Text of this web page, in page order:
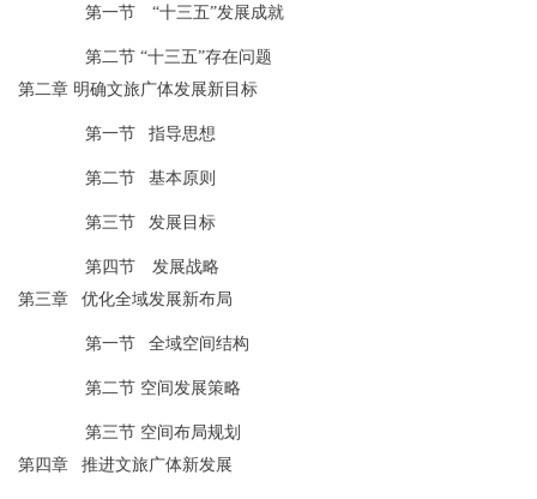
第一节 “十三五”发展成就
第二节 “十三五”存在问题
第二章 明确文旅广体发展新目标
第一节 指导思想
第二节 基本原则
第三节 发展目标
第四节
发展战略
第三章
优化全域发展新布局
第一节 全域空间结构
第二节 空间发展策略
第三节 空间布局规划
第四章
推进文旅广体新发展